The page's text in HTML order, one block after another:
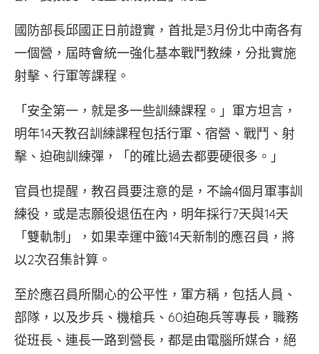
國防部長邱國正日前證實，首批是3月份北中南各有
一個營，屆時會統一強化基本戰鬥教練，分批實施
射擊、行軍等課程。
「安全第一，就是多一些訓練課程。」軍方坦言，
明年14天教召訓練課程包括行軍、宿營、戰鬥、射
擊、迫砲訓練彈，「的確比過去都要硬很多。」
官員也提醒，教召員要注意的是，不論4個月軍事訓
練役，或是志願役退伍在內，明年採行7天與14天
「雙軌制」，如果幸運中籤14天新制的應召員，將
以2次召集計算。
至於應召員所關心的公平性，軍方稱，包括人員、
部隊，以及步兵、機槍兵、60迫砲兵等專長，職務
從班長、連長一路到營長，都是由電腦所媒合，絕